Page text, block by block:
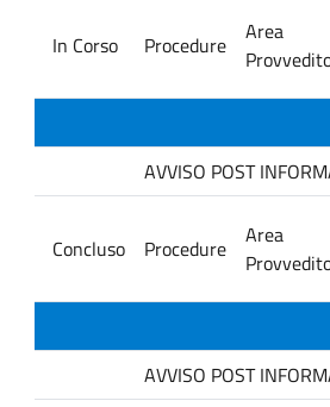
In Corso Procedure
Area
AVVISO POST
Concluso Procedure
Area
AVVISO POST